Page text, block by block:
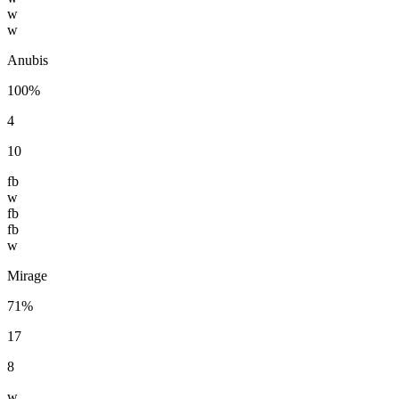
w
w
Anubis
100%
4
10
fb
w
fb
fb
w
Mirage
71%
17
8